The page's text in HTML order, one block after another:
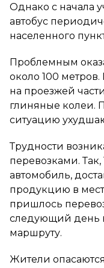
Однако с начала
автобус
населенного
Проблемным
около 100
на проезжей
глиняные колеи.
ситуацию
Трудности
перевозками. Так,
автомобиль,
продукцию в
пришлось
следующий день
маршруту.
Жители